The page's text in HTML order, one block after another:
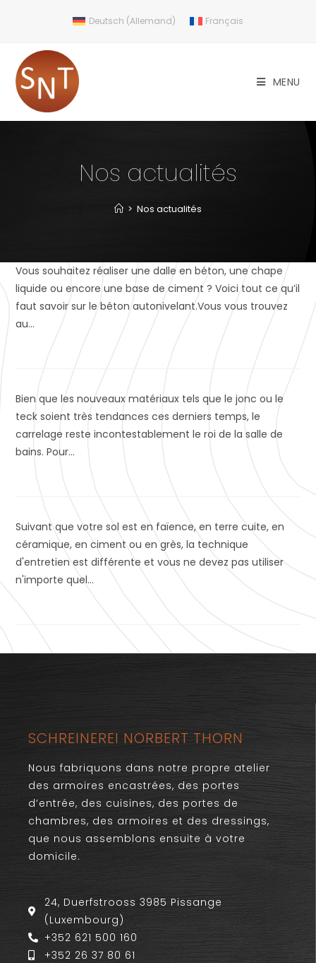
Deutsch (Allemand) Français
MENU
Nos actualités
> Nos actualités
Vous souhaitez réaliser une dalle en béton, une chape
liquide ou encore une base de ciment ? Voici tout ce qu’il
faut savoir sur le béton autonivelant.Vous vous trouvez
au…
Bien que les nouveaux matériaux tels que le jonc ou le
teck soient très tendances ces derniers temps, le
carrelage reste incontestablement le roi de la salle de
bains. Pour…
Suivant que votre sol est en faïence, en terre cuite, en
céramique, en ciment ou en grès, la technique
d'entretien est différente et vous ne devez pas utiliser
n'importe quel…
SCHREINEREI NORBERT THORN
Nous fabriquons dans notre propre atelier
des armoires encastrées, des portes
d’entrée, des cuisines, des portes de
chambres, des armoires et des dressings,
que nous assemblons ensuite à votre
domicile.
24, Duerfstrooss 3985 Pissange
(Luxembourg)
+352 621 500 160
+352 26 37 80 61